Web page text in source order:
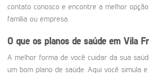
contato conosco e encontre a melhor
família ou empresa.
O que os planos de saúde em Vila
A melhor forma de você cuidar da sua
um bom plano de saúde. Aqui você simula